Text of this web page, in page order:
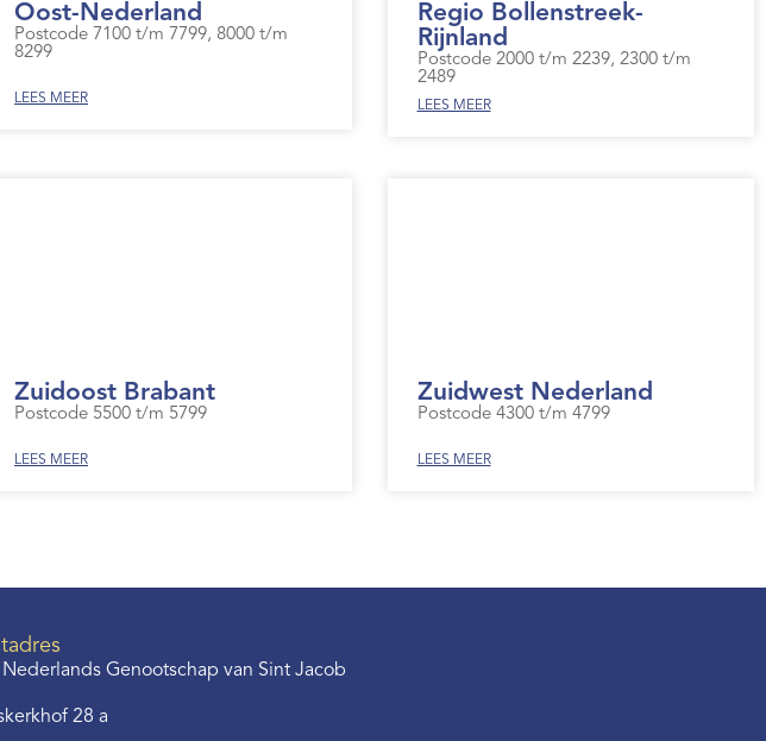
Oost-Nederland
Postcode 7100 t/m 7799, 8000 t/m
8299
LEES MEER
Regio Bollenstreek-
Rijnland
Postcode 2000 t/m 2239, 2300 t/m
2489
LEES MEER
Zuidoost Brabant
Postcode 5500 t/m 5799
LEES MEER
Zuidwest Nederland
Postcode 4300 t/m 4799
LEES MEER
Genootschap van Sint Jacob
28 a